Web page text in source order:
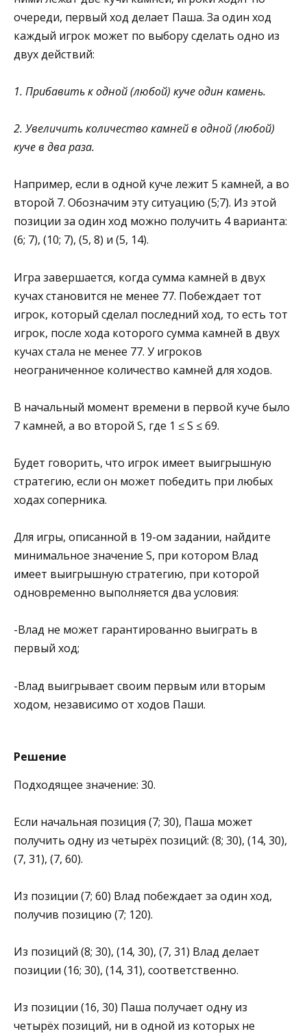
очереди, первый ход делает Паша. За один ход
каждый игрок может по выбору сделать одно из
двух действий:
1. Прибавить к одной (любой) куче один камень.
2. Увеличить количество камней в одной (любой)
куче в два раза.
Например, если в одной куче лежит 5 камней, а во
второй 7. Обозначим эту ситуацию (5;7). Из этой
позиции за один ход можно получить 4 варианта:
(6; 7), (10; 7), (5, 8) и (5, 14).
Игра завершается, когда сумма камней в двух
кучах становится не менее 77. Побеждает тот
игрок, который сделал последний ход, то есть тот
игрок, после хода которого сумма камней в двух
кучах стала не менее 77. У игроков
неограниченное количество камней для ходов.
В начальный момент времени в первой куче было
7 камней, а во второй S, где 1 ≤ S ≤ 69.
Будет говорить, что игрок имеет выигрышную
стратегию, если он может победить при любых
ходах соперника.
Для игры, описанной в 19-ом задании, найдите
минимальное значение S, при котором Влад
имеет выигрышную стратегию, при которой
одновременно выполняется два условия:
-Влад не может гарантированно выиграть в
первый ход;
-Влад выигрывает своим первым или вторым
ходом, независимо от ходов Паши.
Решение
Подходящее значение: 30.
Если начальная позиция (7; 30), Паша может
получить одну из четырёх позиций: (8; 30), (14, 30),
(7, 31), (7, 60).
Из позиции (7; 60) Влад побеждает за один ход,
получив позицию (7; 120).
Из позиций (8; 30), (14, 30), (7, 31) Влад делает
позиции (16; 30), (14, 31), соответственно.
Из позиции (16, 30) Паша получает одну из
четырёх позиций, ни в одной из которых не